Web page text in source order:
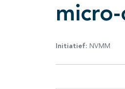
Initiatief: NVMM